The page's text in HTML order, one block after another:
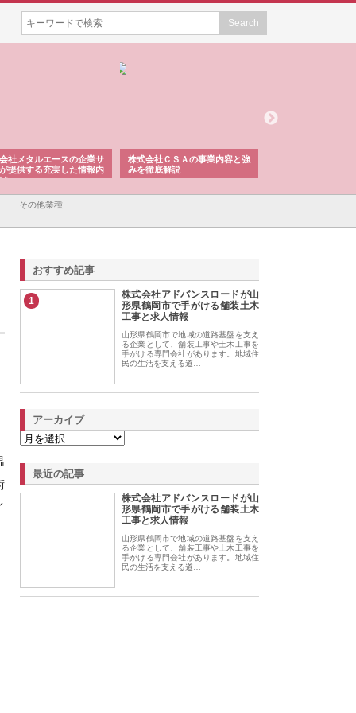
社メタルエースの企業サ
提供する充実した情報内
株式会社ＣＳＡの事業内容と強
みを徹底解説
その他業種
おすすめ記事
1
株式会社アドバンスロードが山
形県鶴岡市で手がける舗装土木
工事と求人情報
山形県鶴岡市で地域の道路基盤を支え
る企業として、舗装工事や土木工事を
手がける専門会社があります。地域住
民の生活を支える道…
アーカイブ
最近の記事
株式会社アドバンスロードが山
形県鶴岡市で手がける舗装土木
工事と求人情報
山形県鶴岡市で地域の道路基盤を支え
る企業として、舗装工事や土木工事を
手がける専門会社があります。地域住
民の生活を支える道…